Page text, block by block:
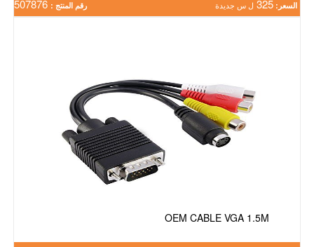
السعر: 325 ل س جديدة رقم المنتج :
OEM CABLE VGA 1.5M